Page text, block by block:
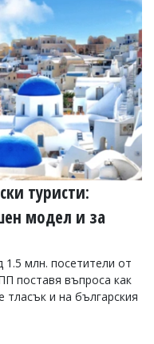
туристи:
модел и за
1.5 млн. посетители от
поставя въпроса как
и на българския